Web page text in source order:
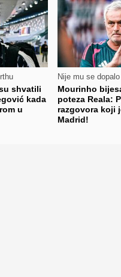
shvatili
kada
u
Nije mu se
Mourinho
poteza Reala:
razgovora koji
Madrid!